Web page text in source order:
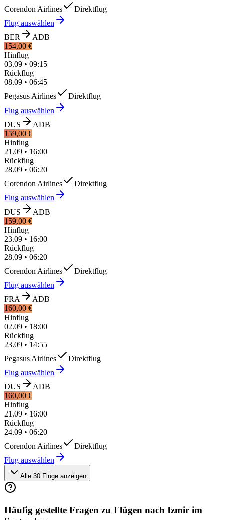
Corendon Airlines
Direktflug
Flug auswählen
BER
ADB
154,00 €
Hinflug
03.09 • 09:15
Rückflug
08.09 • 06:45
Pegasus Airlines
Direktflug
Flug auswählen
DUS
ADB
159,00 €
Hinflug
21.09 • 16:00
Rückflug
28.09 • 06:20
Corendon Airlines
Direktflug
Flug auswählen
DUS
ADB
159,00 €
Hinflug
23.09 • 16:00
Rückflug
28.09 • 06:20
Corendon Airlines
Direktflug
Flug auswählen
FRA
ADB
160,00 €
Hinflug
02.09 • 18:00
Rückflug
23.09 • 14:55
Pegasus Airlines
Direktflug
Flug auswählen
DUS
ADB
160,00 €
Hinflug
21.09 • 16:00
Rückflug
24.09 • 06:20
Corendon Airlines
Direktflug
Flug auswählen
Alle 30 Flüge anzeigen
Häufig gestellte Fragen zu Flügen nach Izmir im